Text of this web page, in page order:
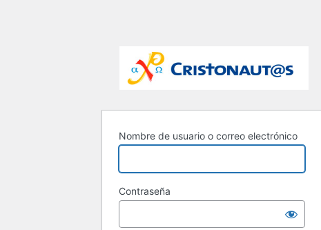
Nombre de usuario o correo electrónico
Contraseña